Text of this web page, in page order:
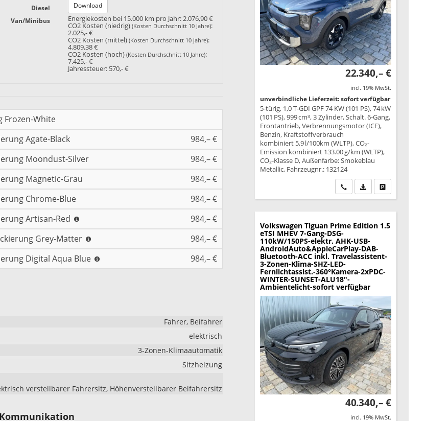
Diesel
Van/Minibus
Download
Energiekosten bei 15.000 km pro Jahr: 2.076,90 €
CO2 Kosten (niedrig)(Kosten Durchschnitt 10 Jahre):
2.025,- €
CO2 Kosten (mittel)(Kosten Durchschnitt 10 Jahre):
4.809,38 €
CO2 Kosten (hoch)(Kosten Durchschnitt 10 Jahre):
7.425,- €
Jahressteuer: 570,- €
Frozen-White
Agate-Black
984,– €
Moondust-Silver
984,– €
Magnetic-Grau
984,– €
Chrome-Blue
984,– €
Artisan-Red
984,– €
Grey-Matter
984,– €
Digital Aqua Blue
984,– €
Fahrer, Beifahrer
elektrisch
3-Zonen-Klimaautomatik
Sitzheizung
verstellbarer Fahrersitz, Höhenverstellbarer Beifahrersitz
22.340,– €
incl. 19% MwSt.
unverbindliche Lieferzeit: sofort verfügbar
5-türig, 1,0 T-GDI GPF 74 KW (101 PS), 74 kW
(101 PS), 999 cm³, 3 Zylinder, Schalt. 6-Gang,
Frontantrieb, Verbrennungsmotor (ICE),
Benzin, Kraftstoffverbrauch
kombiniert 5,9 l/100km (WLTP), CO₂-
Emission kombiniert 133.00 g/km (WLTP),
CO₂-Klasse D, Außenfarbe: Smokeblau
Metallic, Fahrzeugnr.: 132124
Wir rufen Sie an
PDF-Datei,Drucken,
Volkswagen Tiguan Prime Edition 1.5
eTSI MHEV 7-Gang-DSG-
110kW/150PS-elektr. AHK-USB-
AndroidAuto&AppleCarPlay-DAB-
Bluetooth-ACC inkl. Travelassistent-
3-Zonen-Klima-SHZ-LED-
Fernlichtassist.-360°Kamera-2xPDC-
WINTER-SUNSET-ALU18"-
Ambientelicht-sofort verfügbar
40.340,– €
incl. 19% MwSt.